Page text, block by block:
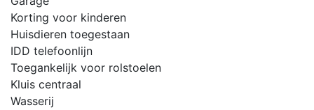
Korting voor kinderen
Huisdieren toegestaan
IDD telefoonlijn
Toegankelijk voor rolstoelen
Kluis centraal
Wasserij